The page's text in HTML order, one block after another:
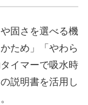
固さを選べる機
ため」「やわら
イマーで吸水時
説明書を活用し